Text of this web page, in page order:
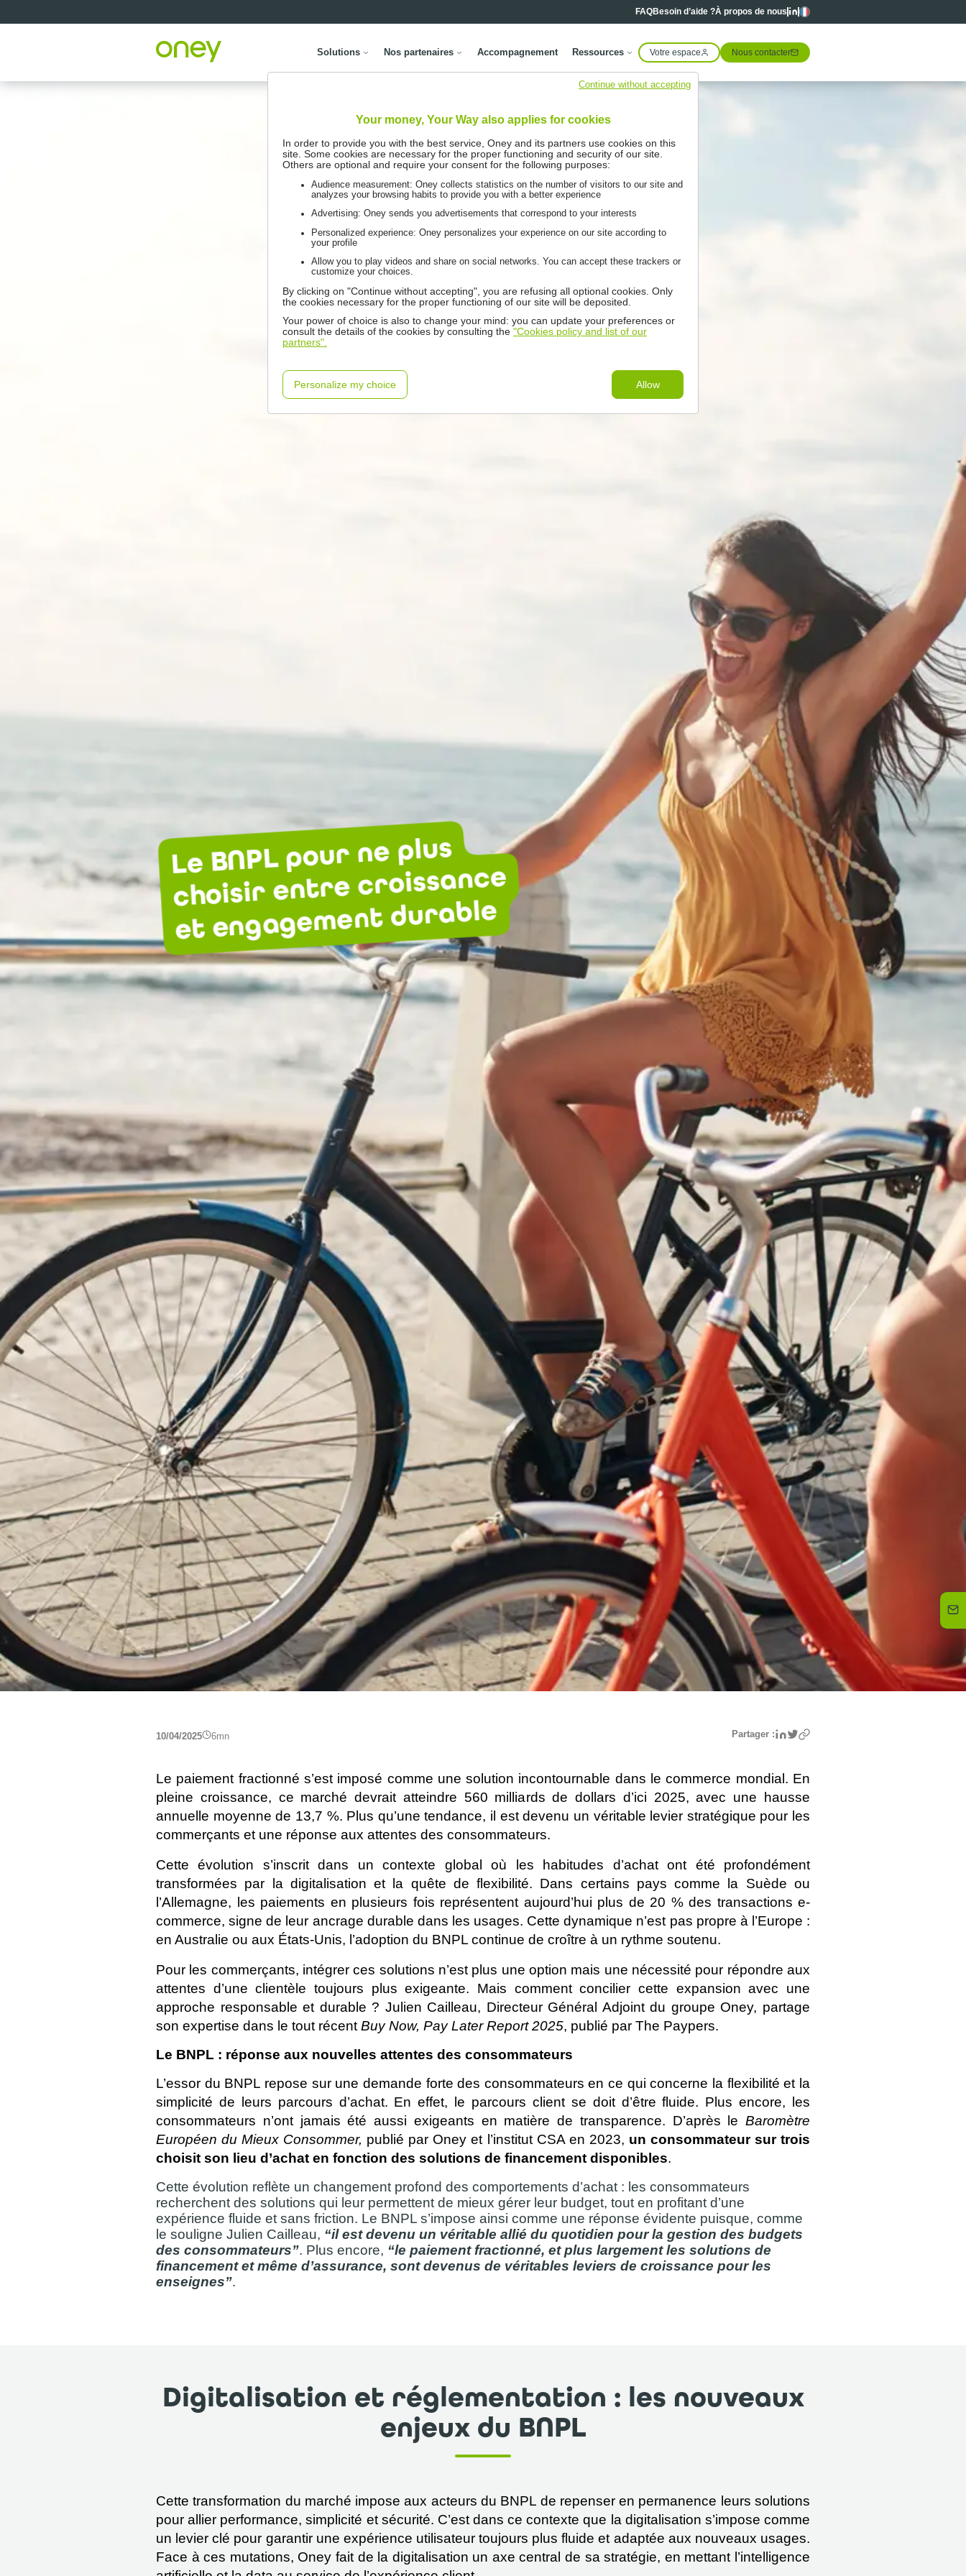
FAQBesoin d’aide ?À propos de nous Linkedin
Linkedin
Langues
Solutions Nos partenaires Accompagnement Ressources Votre espace Nous contacter
Le BNPL pour ne plus
choisir entre croissance
et engagement durable
10/04/2025 6mn Partager : Linkedin
Twitter
Le paiement fractionné s’est imposé comme une solution incontournable dans le commerce mondial. En
pleine croissance, ce marché devrait atteindre 560 milliards de dollars d’ici 2025, avec une hausse
annuelle moyenne de 13,7 %. Plus qu’une tendance, il est devenu un véritable levier stratégique pour les
commerçants et une réponse aux attentes des consommateurs.
Cette évolution s’inscrit dans un contexte global où les habitudes d’achat ont été profondément
transformées par la digitalisation et la quête de flexibilité. Dans certains pays comme la Suède ou
l’Allemagne, les paiements en plusieurs fois représentent aujourd’hui plus de 20 % des transactions e-
commerce, signe de leur ancrage durable dans les usages. Cette dynamique n’est pas propre à l’Europe :
en Australie ou aux États-Unis, l’adoption du BNPL continue de croître à un rythme soutenu.
Pour les commerçants, intégrer ces solutions n’est plus une option mais une nécessité pour répondre aux
attentes d’une clientèle toujours plus exigeante. Mais comment concilier cette expansion avec une
approche responsable et durable ? Julien Cailleau, Directeur Général Adjoint du groupe Oney, partage
son expertise dans le tout récent Buy Now, Pay Later Report 2025, publié par The Paypers.
Le BNPL : réponse aux nouvelles attentes des consommateurs
L’essor du BNPL repose sur une demande forte des consommateurs en ce qui concerne la flexibilité et la
simplicité de leurs parcours d’achat. En effet, le parcours client se doit d’être fluide. Plus encore, les
consommateurs n’ont jamais été aussi exigeants en matière de transparence. D’après le Baromètre
Européen du Mieux Consommer, publié par Oney et l’institut CSA en 2023, un consommateur sur trois
choisit son lieu d’achat en fonction des solutions de financement disponibles.
Cette évolution reflète un changement profond des comportements d’achat : les consommateurs
recherchent des solutions qui leur permettent de mieux gérer leur budget, tout en profitant d’une
expérience fluide et sans friction. Le BNPL s’impose ainsi comme une réponse évidente puisque, comme
le souligne Julien Cailleau, “il est devenu un véritable allié du quotidien pour la gestion des budgets
des consommateurs”. Plus encore, “le paiement fractionné, et plus largement les solutions de
financement et même d’assurance, sont devenus de véritables leviers de croissance pour les
enseignes”.
Digitalisation et réglementation : les nouveaux
enjeux du BNPL
Cette transformation du marché impose aux acteurs du BNPL de repenser en permanence leurs solutions
pour allier performance, simplicité et sécurité. C’est dans ce contexte que la digitalisation s’impose comme
un levier clé pour garantir une expérience utilisateur toujours plus fluide et adaptée aux nouveaux usages.
Face à ces mutations, Oney fait de la digitalisation un axe central de sa stratégie, en mettant l’intelligence
Your money, Your Way also applies for cookies
In order to provide you with the best service, Oney and its partners use cookies on this
site. Some cookies are necessary for the proper functioning and security of our site.
Others are optional and require your consent for the following purposes:
Audience measurement: Oney collects statistics on the number of visitors to our site and
analyzes your browsing habits to provide you with a better experience
Advertising: Oney sends you advertisements that correspond to your interests
Personalized experience: Oney personalizes your experience on our site according to
your profile
Allow you to play videos and share on social networks. You can accept these trackers or
customize your choices.
By clicking on "Continue without accepting", you are refusing all optional cookies. Only
the cookies necessary for the proper functioning of our site will be deposited.
Your power of choice is also to change your mind: you can update your preferences or
consult the details of the cookies by consulting the "Cookies policy and list of our
partners".
Personalize my choice Allow
Continue without accepting